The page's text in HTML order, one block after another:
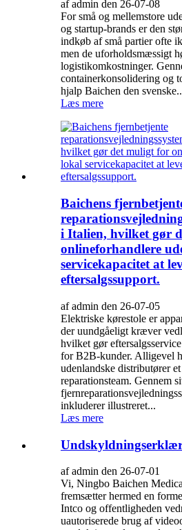
af admin den 26-07-08
For små og mellemstore
og startup-brands er den
indkøb af små partier ofte
men de uforholdsmæssigt
logistikomkostninger.
containerkonsolidering og
hjalp Baichen den
Læs mere
Baichens
i Italien, hvilket gør
onlineforhandlere
servicekapacitet at
eftersalgssupport.
af admin den 26-07-05
Elektriske kørestole er
der uundgåeligt kræver
hvilket gør
for B2B-kunder. Alligevel
udenlandske distributører
reparationsteam. Gennem
inkluderer illustreret...
Læs mere
af admin den 26-07-01
Vi, Ningbo Baichen
fremsætter hermed en
Intco og offentligheden
uautoriserede brug af